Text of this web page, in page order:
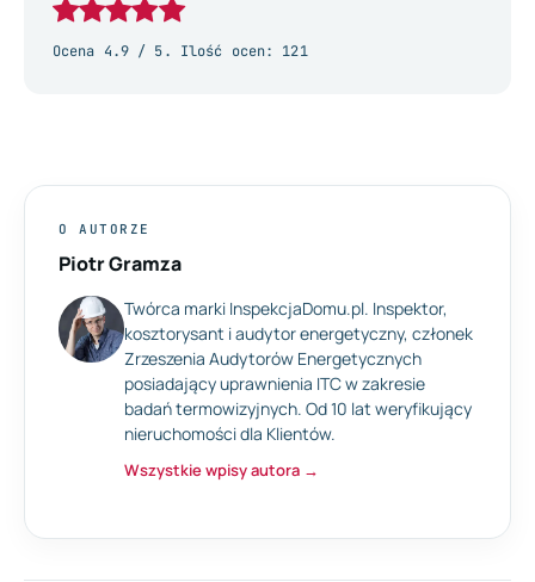
Ocena 4.9 / 5. Ilość ocen: 121
O AUTORZE
Piotr Gramza
Twórca marki InspekcjaDomu.pl. Inspektor,
kosztorysant i audytor energetyczny, członek
Zrzeszenia Audytorów Energetycznych
posiadający uprawnienia ITC w zakresie
badań termowizyjnych. Od 10 lat weryfikujący
nieruchomości dla Klientów.
Wszystkie wpisy autora →